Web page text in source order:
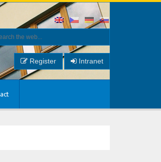
Register Intranet